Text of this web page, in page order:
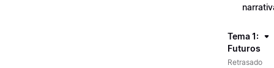
Tema 1:
Futuros
Retrasado